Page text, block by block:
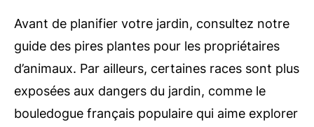
Avant de planifier votre jardin, consultez notre
guide des pires plantes pour les propriétaires
d’animaux. Par ailleurs, certaines races sont plus
exposées aux dangers du jardin, comme le
bouledogue français populaire qui aime explorer